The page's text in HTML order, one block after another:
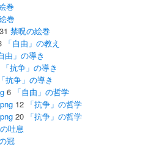
巻
巻
31 禁呪の絵巻
「自由」の教え
由」の導き
「抗争」の導き
「抗争」の導き
6 「自由」の哲学
12 「抗争」の哲学
20 「抗争」の哲学
吐息
冠